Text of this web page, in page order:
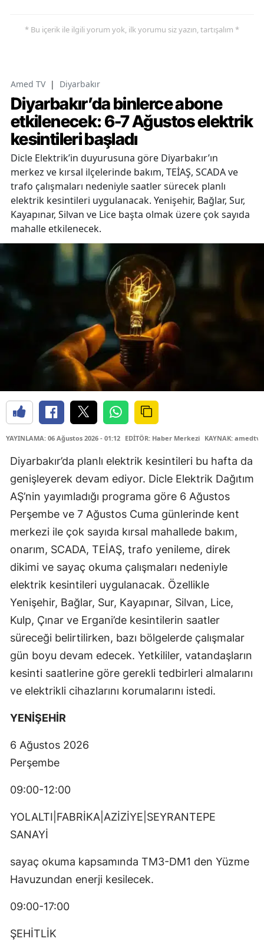
* Bu içerik ile ilgili yorum yok, ilk yorumu siz yazın, tartışalım *
Amed TV | Diyarbakır
Diyarbakır’da binlerce abone
etkilenecek: 6-7 Ağustos elektrik
kesintileri başladı
Dicle Elektrik’in duyurusuna göre Diyarbakır’ın
merkez ve kırsal ilçelerinde bakım, TEİAŞ, SCADA ve
trafo çalışmaları nedeniyle saatler sürecek planlı
elektrik kesintileri uygulanacak. Yenişehir, Bağlar, Sur,
Kayapınar, Silvan ve Lice başta olmak üzere çok sayıda
mahalle etkilenecek.
YAYINLAMA: 06 Ağustos 2026 - 01:12 EDİTÖR: Haber Merkezi KAYNAK:
Diyarbakır’da planlı elektrik kesintileri bu hafta da
genişleyerek devam ediyor. Dicle Elektrik Dağıtım
AŞ’nin yayımladığı programa göre 6 Ağustos
Perşembe ve 7 Ağustos Cuma günlerinde kent
merkezi ile çok sayıda kırsal mahallede bakım,
onarım, SCADA, TEİAŞ, trafo yenileme, direk
dikimi ve sayaç okuma çalışmaları nedeniyle
elektrik kesintileri uygulanacak. Özellikle
Yenişehir, Bağlar, Sur, Kayapınar, Silvan, Lice,
Kulp, Çınar ve Ergani’de kesintilerin saatler
süreceği belirtilirken, bazı bölgelerde çalışmalar
gün boyu devam edecek. Yetkililer, vatandaşların
kesinti saatlerine göre gerekli tedbirleri almalarını
ve elektrikli cihazlarını korumalarını istedi.
YENİŞEHİR
6 Ağustos 2026
Perşembe
09:00-12:00
YOLALTI|FABRİKA|AZİZİYE|SEYRANTEPE
SANAYİ
sayaç okuma kapsamında TM3-DM1 den Yüzme
Havuzundan enerji kesilecek.
09:00-17:00
ŞEHİTLİK